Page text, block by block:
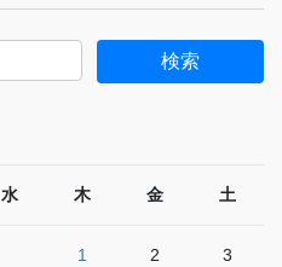
水 木 金 土
1 2 3